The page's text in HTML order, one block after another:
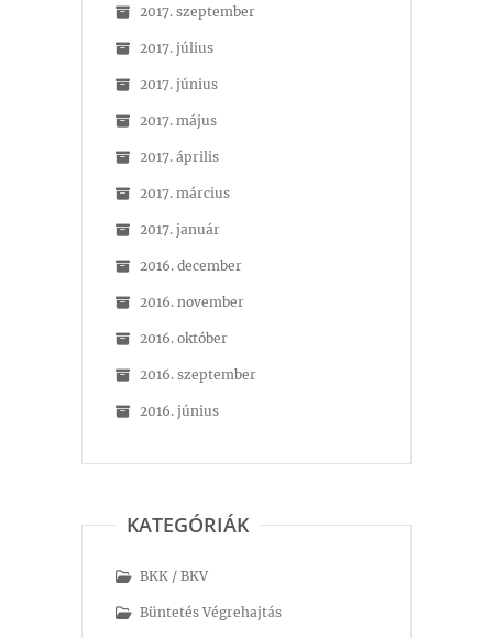
2017. szeptember
2017. július
2017. június
2017. május
2017. április
2017. március
2017. január
2016. december
2016. november
2016. október
2016. szeptember
2016. június
KATEGÓRIÁK
BKK / BKV
Büntetés Végrehajtás